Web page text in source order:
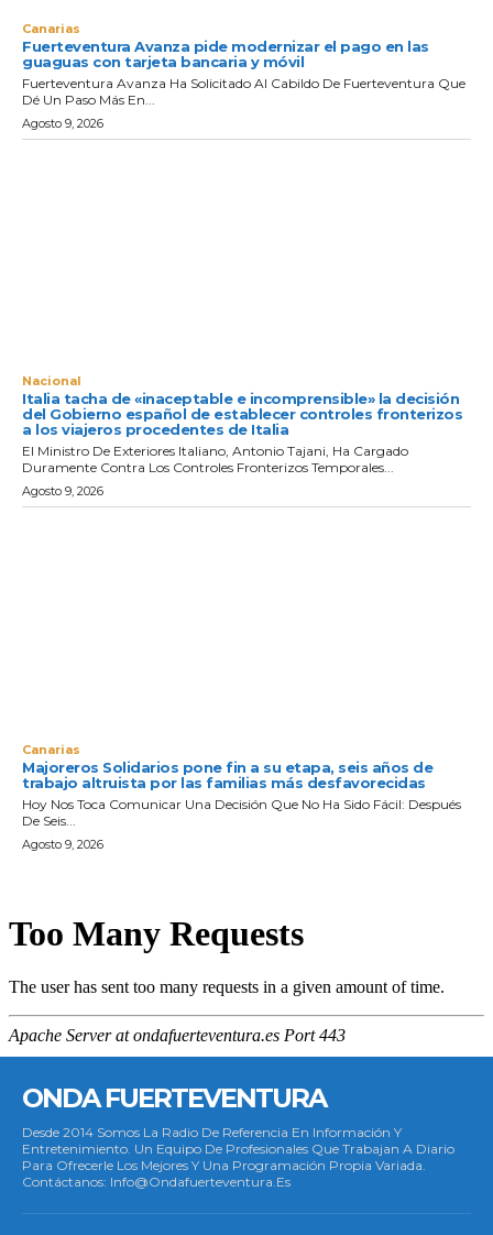
Canarias
Fuerteventura Avanza pide modernizar el pago en las
guaguas con tarjeta bancaria y móvil
Fuerteventura Avanza Ha Solicitado Al Cabildo De Fuerteventura Que
Dé Un Paso Más En...
Agosto 9, 2026
Nacional
Italia tacha de «inaceptable e incomprensible» la decisión
del Gobierno español de establecer controles fronterizos
a los viajeros procedentes de Italia
El Ministro De Exteriores Italiano, Antonio Tajani, Ha Cargado
Duramente Contra Los Controles Fronterizos Temporales...
Agosto 9, 2026
Canarias
Majoreros Solidarios pone fin a su etapa, seis años de
trabajo altruista por las familias más desfavorecidas
Hoy Nos Toca Comunicar Una Decisión Que No Ha Sido Fácil: Después
De Seis...
Agosto 9, 2026
ONDA FUERTEVENTURA
Desde 2014 Somos La Radio De Referencia En Información Y
Entretenimiento. Un Equipo De Profesionales Que Trabajan A Diario
Para Ofrecerle Los Mejores Y Una Programación Propia Variada.
Contáctanos: Info@ondafuerteventura.es